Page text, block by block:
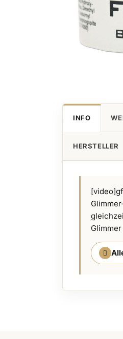
der
Bildgalerie
INFO
HERSTELLER